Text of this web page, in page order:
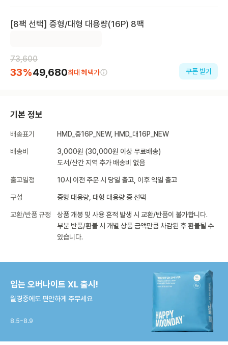
[8팩 선택] 중형/대형 대용량(16P) 8팩
73,600
33%49,680최대 혜택가 쿠폰 받기
기본 정보
배송표기 HMD_중16P_NEW, HMD_대16P_NEW
배송비
3,000원 (30,000원 이상 무료배송)
도서/산간 지역 추가 배송비 없음
출고일정 10시 이전 주문 시 당일 출고, 이후 익일 출고
구성 중형 대용량, 대형 대용량 중 선택
교환/반품 규정
상품 개봉 및 사용 흔적 발생 시 교환/반품이 불가합니다.
부분 반품/환불 시 개별 상품 금액만큼 차감된 후 환불될 수
있습니다.
입는 오버나이트 XL 출시!
월경중에도 편안하게 주무세요
8.5~8.9